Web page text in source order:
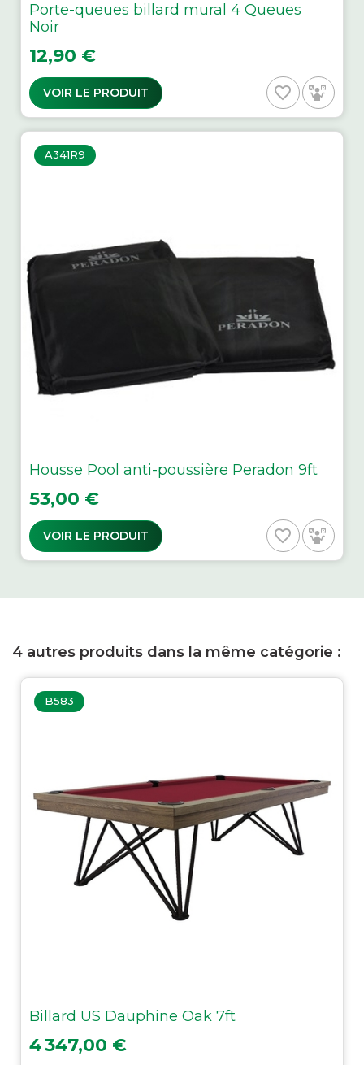
Porte-queues billard mural 4 Queues
Noir
Prix
12,90 €
VOIR LE PRODUIT favorite_border
A341R9
Housse Pool anti-poussière Peradon 9ft
Prix
53,00 €
VOIR LE PRODUIT favorite_border
4 autres produits dans la même catégorie :
B583
Billard US Dauphine Oak 7ft
Prix
4 347,00 €